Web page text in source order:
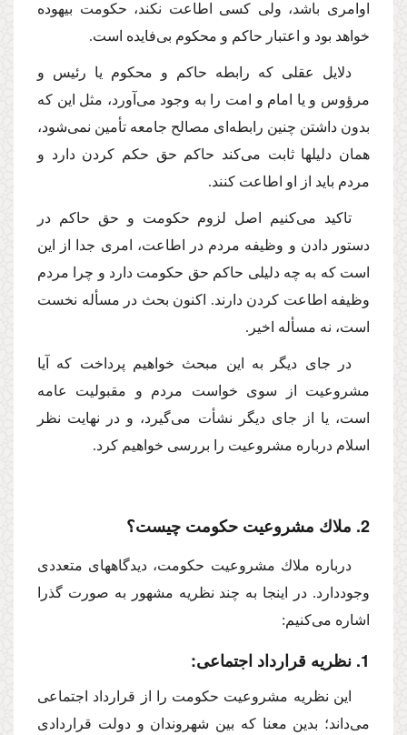
اوامرى باشد، ولى كسى اطاعت نكند، حكومت بیهوده
خواهد بود و اعتبار حاكم و محكوم بى‌فایده است.
دلایل عقلى كه رابطه حاكم و محكوم یا رئیس و
مرؤوس و یا امام و امت را به وجود مى‌آورد، مثل این كه
بدون داشتن چنین رابطه‌اى مصالح جامعه تأمین نمى‌شود،
همان دلیلها ثابت مى‌كند حاكم حق حكم كردن دارد و
مردم باید از او اطاعت كنند.
تاكید مى‌كنیم اصل لزوم حكومت و حق حاكم در
دستور دادن و وظیفه مردم در اطاعت، امرى جدا از این
است كه به چه دلیلى حاكم حق حكومت دارد و چرا مردم
وظیفه اطاعت كردن دارند. اكنون بحث در مسأله نخست
است، نه مسأله اخیر.
در جاى دیگر به این مبحث خواهیم پرداخت كه آیا
مشروعیت از سوى خواست مردم و مقبولیت عامه
است، یا از جاى دیگر نشأت مى‌گیرد، و در نهایت نظر
اسلام درباره مشروعیت را بررسى خواهیم كرد.
2. ملاك مشروعیت حكومت چیست؟
درباره ملاك مشروعیت حكومت، دیدگاههاى متعددى
وجوددارد. در اینجا به چند نظریه مشهور به صورت گذرا
اشاره مى‌كنیم:
1. نظریه قرارداد اجتماعى:
این نظریه مشروعیت حكومت را از قرارداد اجتماعى
مى‌داند؛ بدین معنا كه بین شهروندان و دولت قراردادى